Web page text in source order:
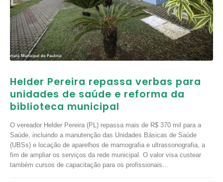
Helder Pereira repassa verbas para
unidades de saúde e reforma da
biblioteca municipal
O vereador Helder Pereira (PL) repassa mais de R$ 370 mil para a
Saúde, incluindo a manutenção das Unidades Básicas de Saúde
(UBSs) e locação de aparelhos de mamografia e ultrassonografia, a
fim de ampliar os serviços da rede municipal. O valor visa custear
também cursos de capacitação para os profissionais...